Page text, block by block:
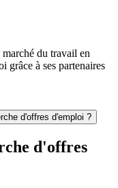
du travail en
grâce à ses partenaires
d'offres d'emploi ?
d'offres